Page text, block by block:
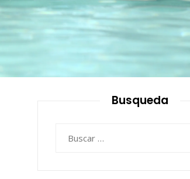
Busqueda